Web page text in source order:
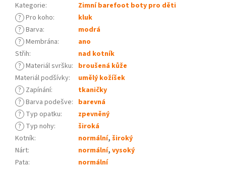
Kategorie:
Zimní barefoot boty pro děti
? Pro koho:
kluk
? Barva:
modrá
? Membrána:
ano
Střih:
nad kotník
? Materiál svršku: broušená kůže
Materiál podšívky:
umělý kožíšek
? Zapínání:
tkaničky
? Barva podešve: barevná
? Typ opatku:
zpevněný
? Typ nohy:
široká
Kotník: normální, široký
Nárt: normální, vysoký
Pata:
normální